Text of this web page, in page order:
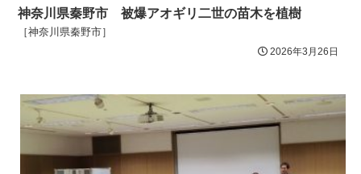
神奈川県秦野市 被爆アオギリ二世の苗木を植樹
［神奈川県秦野市］
2026年3月26日